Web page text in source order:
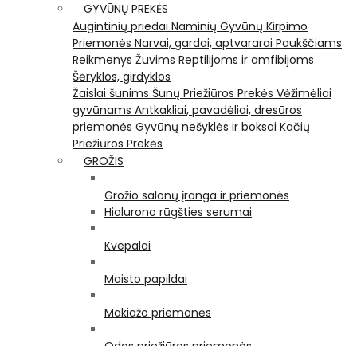
GYVŪNŲ PREKĖS
Augintinių priedai Naminių Gyvūnų Kirpimo
Priemonės Narvai, gardai, aptvararai Paukščiams
Reikmenys Žuvims Reptilijoms ir amfibijoms
Šėryklos, girdyklos
Žaislai šunims Šunų Priežiūros Prekės Vėžimėliai
gyvūnams Antkakliai, pavadėliai, dresūros
priemonės Gyvūnų nešyklės ir boksai Kačių
Priežiūros Prekės
GROŽIS
Grožio salonų įranga ir priemonės
Hialurono rūgšties serumai
Kvepalai
Maisto papildai
Makiažo priemonės